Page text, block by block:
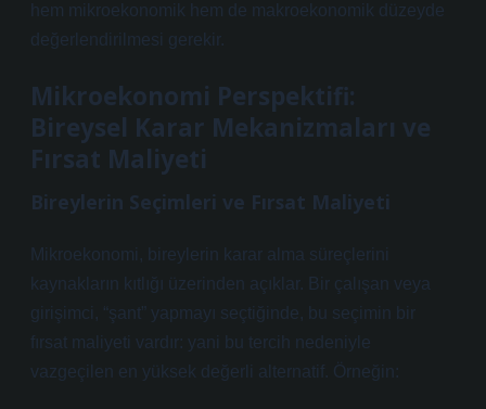
hem mikroekonomik hem de makroekonomik düzeyde
değerlendirilmesi gerekir.
Mikroekonomi Perspektifi:
Bireysel Karar Mekanizmaları ve
Fırsat Maliyeti
Bireylerin Seçimleri ve Fırsat Maliyeti
Mikroekonomi, bireylerin karar alma süreçlerini
kaynakların kıtlığı üzerinden açıklar. Bir çalışan veya
girişimci, “şant” yapmayı seçtiğinde, bu seçimin bir
fırsat maliyeti vardır: yani bu tercih nedeniyle
vazgeçilen en yüksek değerli alternatif. Örneğin: